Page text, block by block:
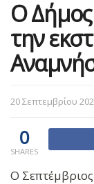
Ο Δήμος
την
20 Σεπτεμβρίου
0
SHARES
Ο